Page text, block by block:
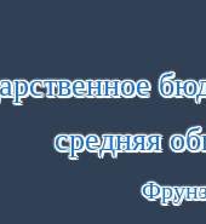
средняя